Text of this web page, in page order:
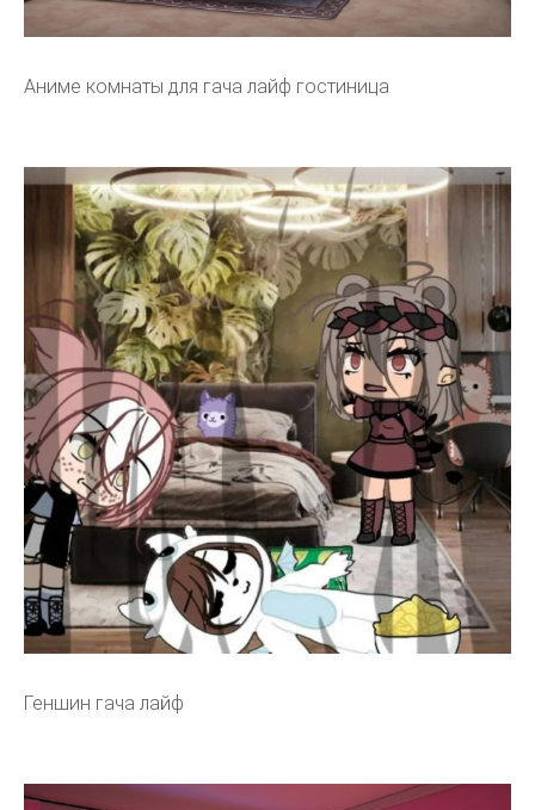
Аниме комнаты для гача лайф гостиница
Геншин гача лайф